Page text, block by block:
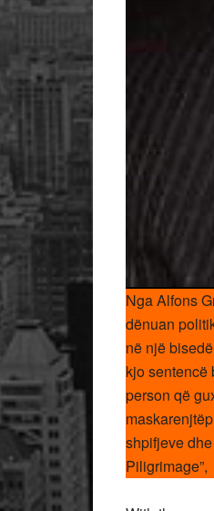
Nga Alfons
dënuan
në një
kjo sentencë
person që
shpifjeve